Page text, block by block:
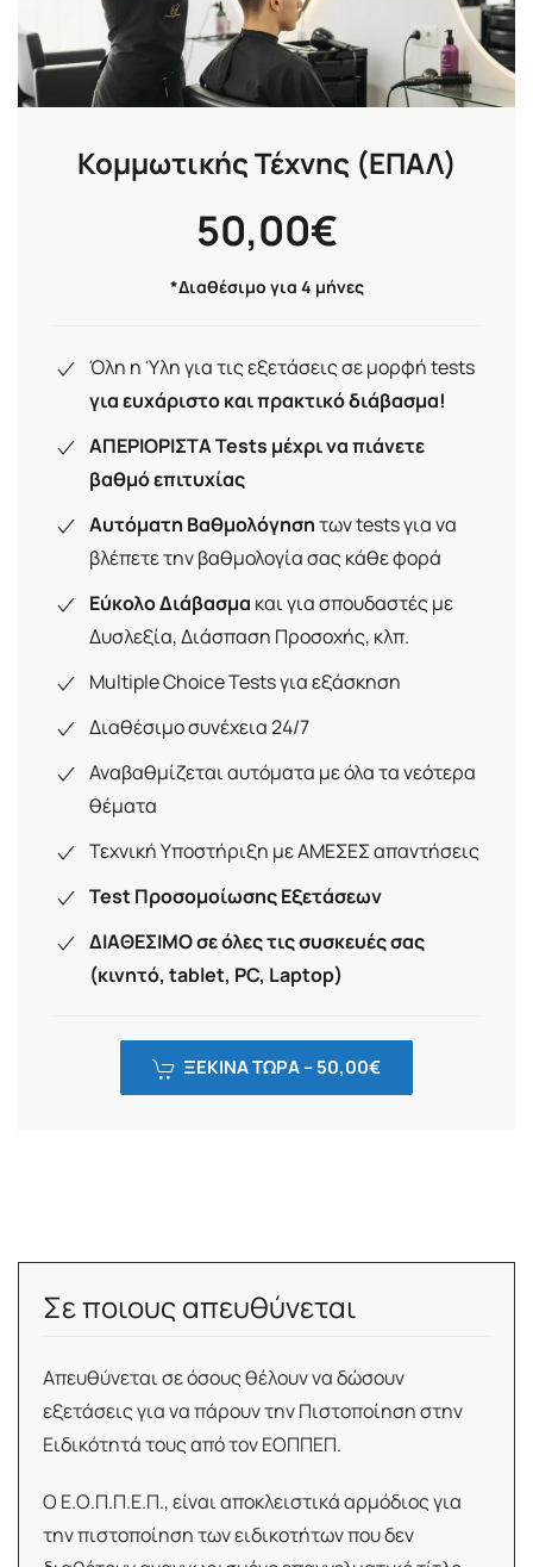
Κομμωτικής Τέχνης (ΕΠΑΛ)
50,00€
*Διαθέσιμο για 4 μήνες
Όλη η Ύλη για τις εξετάσεις σε μορφή tests
για ευχάριστο και πρακτικό διάβασμα!
ΑΠΕΡΙΟΡΙΣΤΑ Tests μέχρι να πιάνετε
βαθμό επιτυχίας
Αυτόματη Βαθμολόγησητων tests για να
βλέπετε την βαθμολογία σας κάθε φορά
Εύκολο Διάβασμα και για σπουδαστές με
Δυσλεξία, Διάσπαση Προσοχής, κλπ.
Multiple Choice Tests για εξάσκηση
Διαθέσιμο συνέχεια 24/7
Αναβαθμίζεται αυτόματα με όλα τα νεότερα
θέματα
Τεχνική Υποστήριξη με ΑΜΕΣΕΣ απαντήσεις
Test Προσομοίωσης Εξετάσεων
ΔΙΑΘΕΣΙΜΟ σε όλες τις συσκευές σας
(κινητό, tablet, PC, Laptop)
ΞΕΚΙΝΑ ΤΩΡΑ –50,00€
Σε ποιους απευθύνεται
Απευθύνεται σε όσους θέλουν να δώσουν
εξετάσεις για να πάρουν την Πιστοποίηση στην
Ειδικότητά τους από τον ΕΟΠΠΕΠ.
Ο Ε.Ο.Π.Π.Ε.Π., είναι αποκλειστικά αρμόδιος για
την πιστοποίηση των ειδικοτήτων που δεν